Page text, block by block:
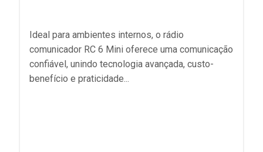
Ideal para ambientes internos, o rádio
comunicador RC 6 Mini oferece uma comunicação
confiável, unindo tecnologia avançada, custo-
benefício e praticidade...